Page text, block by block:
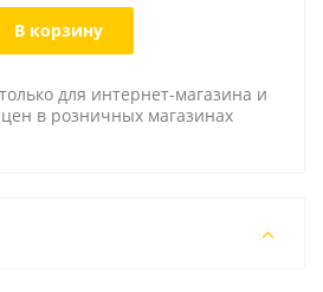
В корзину
для интернет-магазина и
в розничных магазинах